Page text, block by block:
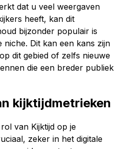
dat u veel weergaven
heeft, kan dit
bijzonder populair is
niche. Dit kan een kans zijn
dit gebied of zelfs nieuwe
die een breder publiek
kijktijdmetrieken
van Kijktijd op je
zeker in het digitale